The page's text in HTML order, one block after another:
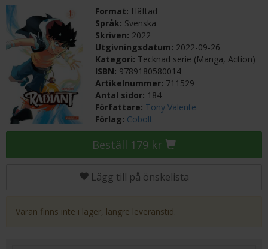
Format: Häftad
Språk: Svenska
Skriven: 2022
Utgivningsdatum: 2022-09-26
Kategori: Tecknad serie (Manga, Action)
ISBN: 9789180580014
Artikelnummer: 711529
Antal sidor: 184
Författare: Tony Valente
Förlag: Cobolt
Beställ 179 kr
Lägg till på önskelista
Varan finns inte i lager, längre leveranstid.